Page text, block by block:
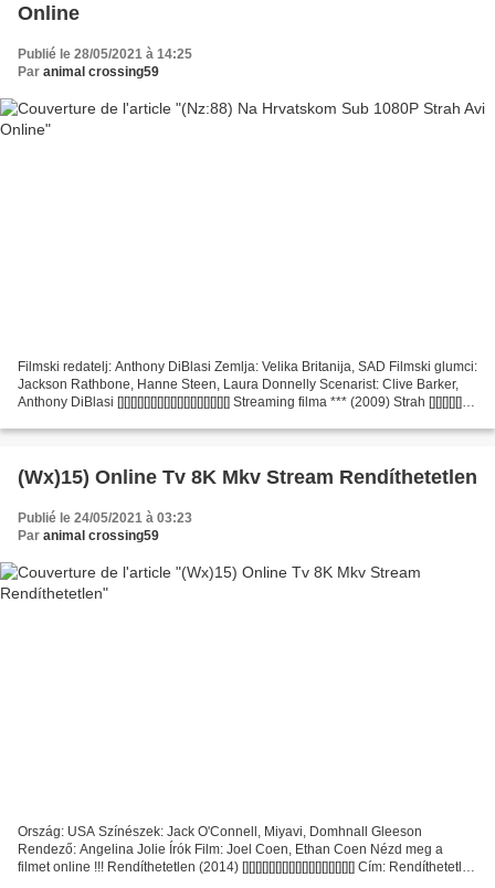
Online
Publié le 28/05/2021 à 14:25
Par animal crossing59
Filmski redatelj: Anthony DiBlasi Zemlja: Velika Britanija, SAD Filmski glumci:
Jackson Rathbone, Hanne Steen, Laura Donnelly Scenarist: Clive Barker,
Anthony DiBlasi [][][][][][][][][][][][][][][][][] Streaming filma *** (2009) Strah [][][][][][][]
(Wx)15) Online Tv 8K Mkv Stream Rendíthetetlen
Publié le 24/05/2021 à 03:23
Par animal crossing59
Ország: USA Színészek: Jack O'Connell, Miyavi, Domhnall Gleeson
Rendező: Angelina Jolie Írók Film: Joel Coen, Ethan Coen Nézd meg a
filmet online !!! Rendíthetetlen (2014) [][][][][][][][][][][][][][][][][] Cím: Rendíthetetlen